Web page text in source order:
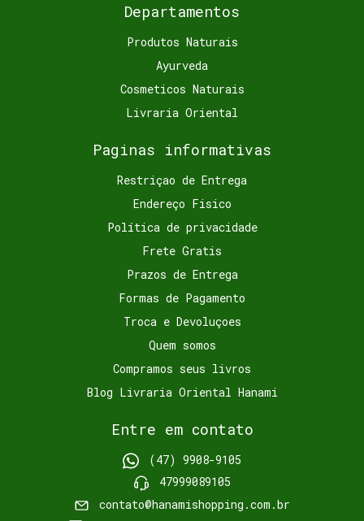
Departamentos
Produtos Naturais
Ayurveda
Cosmeticos Naturais
Livraria Oriental
Paginas informativas
Restriçao de Entrega
Endereço Fisico
Política de privacidade
Frete Gratis
Prazos de Entrega
Formas de Pagamento
Troca e Devoluçoes
Quem somos
Compramos seus livros
Blog Livraria Oriental Hanami
Entre em contato
(47) 9908-9105
47999089105
contato@hanamishopping.com.br